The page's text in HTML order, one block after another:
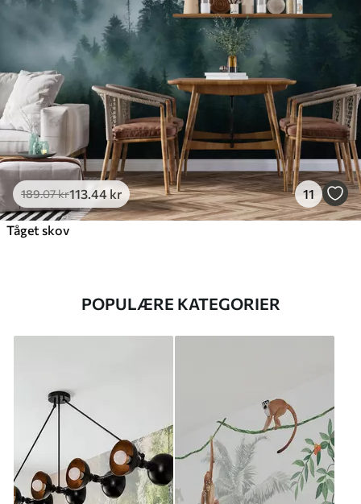
189.07kr113 .44 kr 11
Tåget skov
POPULÆRE KATEGORIER